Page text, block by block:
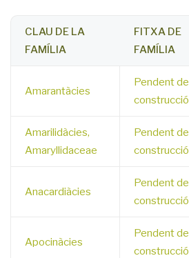
CLAU DE LA
FAMÍLIA
FITXA DE
FAMÍLIA
Amarantàcies
Pendent de
construcció
Amarilidàcies,
Amaryllidaceae
Pendent de
construcció
Anacardiàcies
Pendent de
construcció
Apocinàcies
Pendent de
construcció